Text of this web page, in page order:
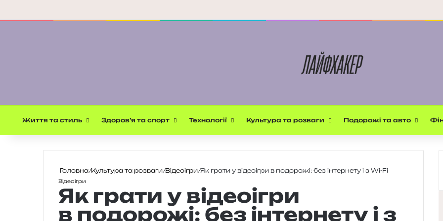
Життя та стиль Здоров’я та спорт Технології Культура та розваги Подорожі та авто
Головна/Культура та розваги/Відеоігри/Як грати у відеоігри в подорожі: без інтернету і з Wi-Fi
Відеоігри
Як грати у відеоігри
в подорожі: без інтернету і з